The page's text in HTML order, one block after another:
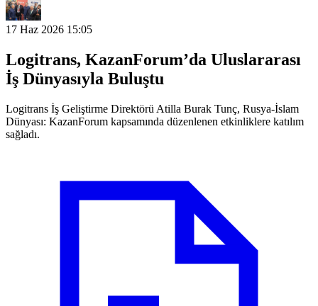
17 Haz 2026 15:05
Logitrans, KazanForum’da Uluslararası
İş Dünyasıyla Buluştu
Logitrans İş Geliştirme Direktörü Atilla Burak Tunç, Rusya-İslam
Dünyası: KazanForum kapsamında düzenlenen etkinliklere katılım
sağladı.